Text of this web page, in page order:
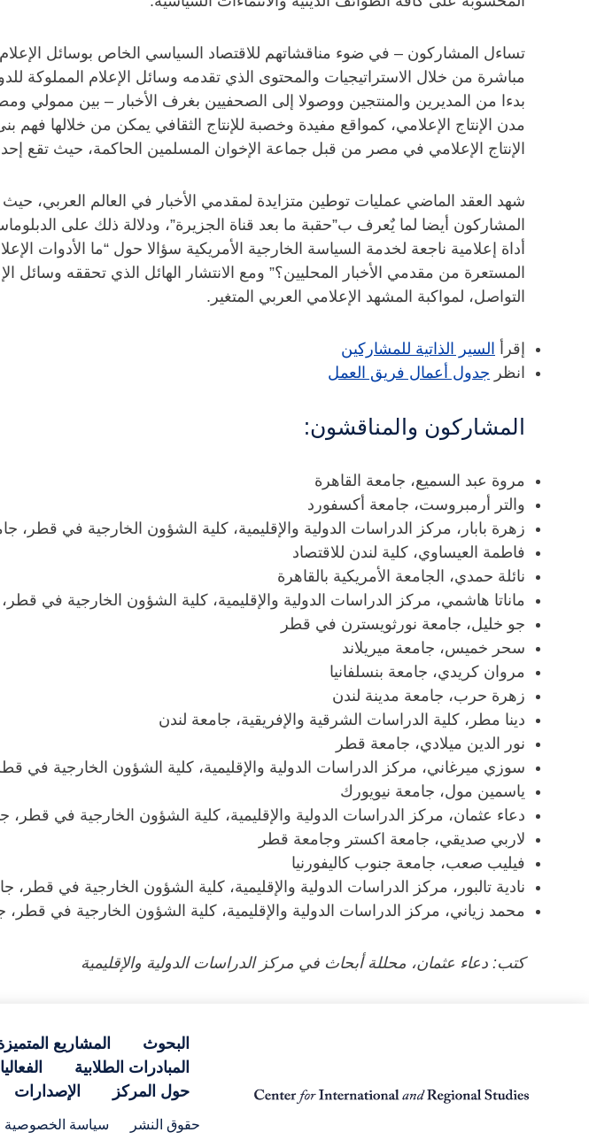
تساءل المشاركون – في ضوء مناقشاتهم للاقتصاد السياسي الخاص بوسائل
مباشرة من خلال الاستراتيجيات والمحتوى الذي تقدمه وسائل الإعلام المملوكة
بدءا من المديرين والمنتجين ووصولا إلى الصحفيين بغرف الأخبار – بين
مدن الإنتاج الإعلامي، كمواقع مفيدة وخصبة للإنتاج الثقافي يمكن من خلالها
الإنتاج الإعلامي في مصر من قبل جماعة الإخوان المسلمين الحاكمة، حيث تقع
شهد العقد الماضي عمليات توطين متزايدة لمقدمي الأخبار في العالم العربي، حيث
المشاركون أيضا لما يٌعرف ب”حقبة ما بعد قناة الجزيرة”، ودلالة ذلك على
أداة إعلامية ناجعة لخدمة السياسة الخارجية الأمريكية سؤالا حول “ما الأدوات
المستعرة من مقدمي الأخبار المحليين؟” ومع الانتشار الهائل الذي تحققه وسائل
التواصل، لمواكبة المشهد الإعلامي العربي المتغير.
إقرأ
السير الذاتية للمشاركين
انظر جدول أعمال فريق العمل
المشاركون والمناقشون:
مروة عبد السميع، جامعة القاهرة
والتر أرمبروست، جامعة أكسفورد
زهرة بابار، مركز الدراسات الدولية والإقليمية، كلية الشؤون الخارجية في قطر،
فاطمة العيساوي، كلية لندن للاقتصاد
نائلة حمدي، الجامعة الأمريكية بالقاهرة
ماناتا هاشمي، مركز الدراسات الدولية والإقليمية، كلية الشؤون الخارجية في
جو خليل، جامعة نورثويسترن في قطر
سحر خميس، جامعة ميريلاند
مروان كريدي، جامعة بنسلفانيا
زهرة حرب، جامعة مدينة لندن
دينا مطر، كلية الدراسات الشرقية والإفريقية، جامعة لندن
نور الدين ميلادي، جامعة قطر
سوزي ميرغاني، مركز الدراسات الدولية والإقليمية، كلية الشؤون الخارجية في
ياسمين مول، جامعة نيويورك
دعاء عثمان، مركز الدراسات الدولية والإقليمية، كلية الشؤون الخارجية في قطر،
لاربي صديقي، جامعة اكستر وجامعة قطر
فيليب صعب، جامعة جنوب كاليفورنيا
نادية تالبور، مركز الدراسات الدولية والإقليمية، كلية الشؤون الخارجية في قطر،
محمد زياني، مركز الدراسات الدولية والإقليمية، كلية الشؤون الخارجية في
كتب: دعاء عثمان، محللة أبحاث في مركز الدراسات الدولية والإقليمية
البحوث
المشاريع
المبادرات الطلابية
حول المركز
الإصدارات
حقوق النشر سياسة الخصوصية